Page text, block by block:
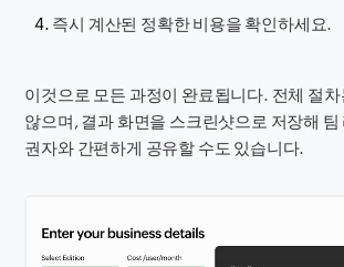
즉시 계산된 정확한 비용을 확인하세요.
이것으로 모든 과정이 완료됩니다. 전체 절차
않으며, 결과 화면을 스크린샷으로 저장해 팀
권자와 간편하게 공유할 수도 있습니다.